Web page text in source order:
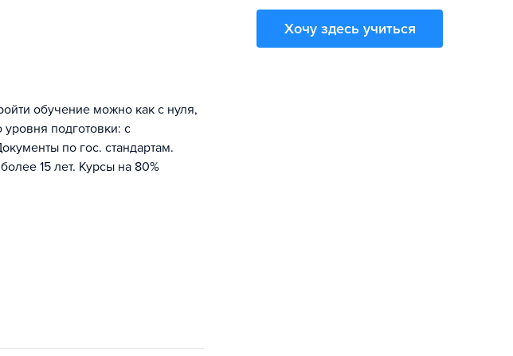
обучение можно как с нуля,
подготовки: с
по гос. стандартам.
15 лет. Курсы на 80%
Хочу здесь учиться